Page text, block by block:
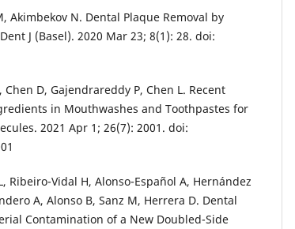
Akimbekov N. Dental Plaque Removal by
J (Basel). 2020 Mar 23; 8(1): 28. doi:
D, Gajendrareddy P, Chen L. Recent
in Mouthwashes and Toothpastes for
2021 Apr 1; 26(7): 2001. doi:
Ribeiro-Vidal H, Alonso-Español A, Hernández
A, Alonso B, Sanz M, Herrera D. Dental
Contamination of a New Doubled-Side